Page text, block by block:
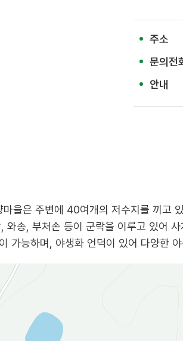
주소
문의전
안내
마을은 주변에 40여개의 저수지를 끼
송, 부처손 등이 군락을 이루고 있어
가능하며, 야생화 언덕이 있어 다양한